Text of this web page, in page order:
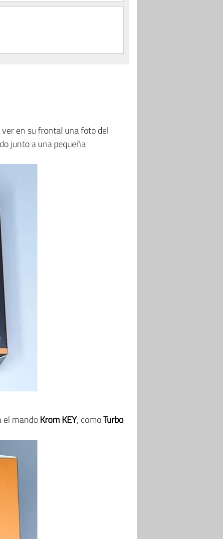
en su frontal una foto del
junto a una pequeña
el mandoKrom KEY, comoTurbo